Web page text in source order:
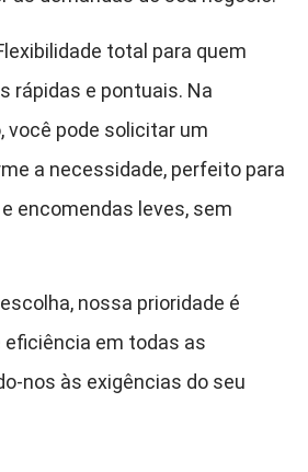
total para quem
rápidas e pontuais. Na
você pode solicitar um
a necessidade, perfeito para
encomendas leves, sem
nossa prioridade é
eficiência em todas as
nos às exigências do seu